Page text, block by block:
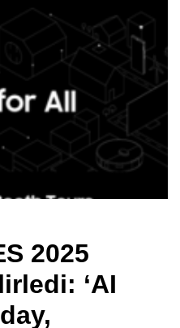
2025
‘AI